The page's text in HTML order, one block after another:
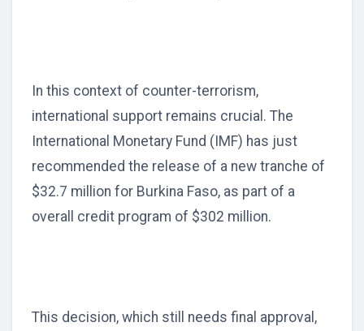
In this context of counter-terrorism,
international support remains crucial. The
International Monetary Fund (IMF) has just
recommended the release of a new tranche of
$32.7 million for Burkina Faso, as part of a
overall credit program of $302 million.
This decision, which still needs final approval,